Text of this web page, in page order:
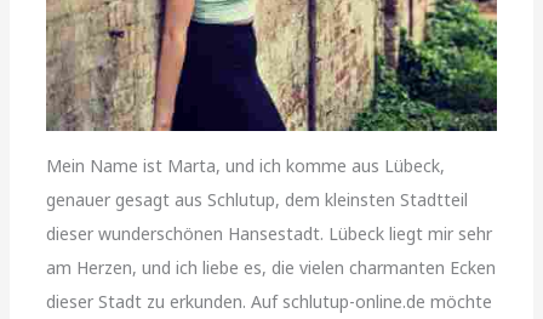
Mein Name ist Marta, und ich komme aus Lübeck,
genauer gesagt aus Schlutup, dem kleinsten Stadtteil
dieser wunderschönen Hansestadt. Lübeck liegt mir sehr
am Herzen, und ich liebe es, die vielen charmanten Ecken
dieser Stadt zu erkunden. Auf schlutup-online.de möchte